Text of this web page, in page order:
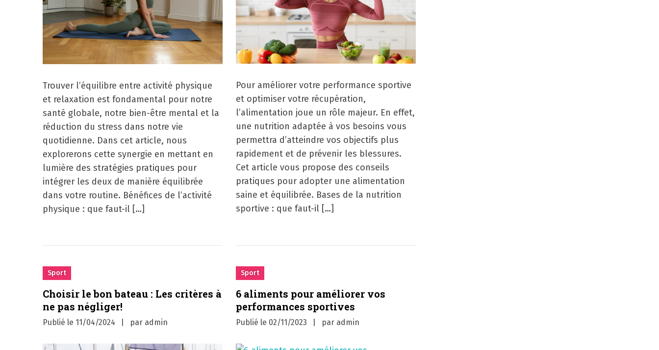
Trouver l’équilibre entre activité physique
et relaxation est fondamental pour notre
santé globale, notre bien-être mental et la
réduction du stress dans notre vie
quotidienne. Dans cet article, nous
explorerons cette synergie en mettant en
lumière des stratégies pratiques pour
intégrer les deux de manière équilibrée
dans votre routine. Bénéfices de l’activité
physique : que faut-il […]
Pour améliorer votre performance sportive
et optimiser votre récupération,
l’alimentation joue un rôle majeur. En effet,
une nutrition adaptée à vos besoins vous
permettra d’atteindre vos objectifs plus
rapidement et de prévenir les blessures.
Cet article vous propose des conseils
pratiques pour adopter une alimentation
saine et équilibrée. Bases de la nutrition
sportive : que faut-il […]
Sport
Choisir le bon bateau : Les critères à
ne pas négliger!
Publié le 11/04/2024 par admin
Sport
6 aliments pour améliorer vos
performances sportives
Publié le 02/11/2023 par admin